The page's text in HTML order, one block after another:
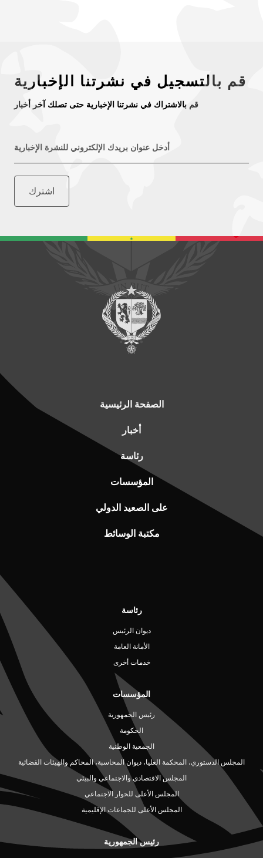
قم بالتسجيل في نشرتنا الإخبارية
قم بالاشتراك في نشرتنا الإخبارية حتى تصلك آخر أخبار
أدخل عنوان بريدك الإلكتروني للنشرة الإخبارية
اشترك
الصفحة الرئيسية
أخبار
رئاسة
المؤسسات
على الصعيد الدولي
مكتبة الوسائط
رئاسة
ديوان الرئيس
الأمانة العامة
خدمات أخرى
المؤسسات
رئيس الجمهورية
الحكومة
الجمعية الوطنية
المجلس الدستوري، المحكمة العليا، ديوان المحاسبة، المحاكم والهيئات القضائية
المجلس الاقتصادي والاجتماعي والبيئي
المجلس الأعلى للحوار الاجتماعي
المجلس الأعلى للجماعات الإقليمية
رئيس الجمهورية